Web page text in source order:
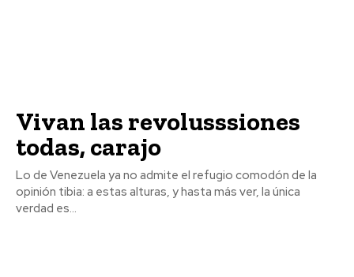
Vivan las revolusssiones
todas, carajo
Lo de Venezuela ya no admite el refugio comodón de la
opinión tibia: a estas alturas, y hasta más ver, la única
verdad es...